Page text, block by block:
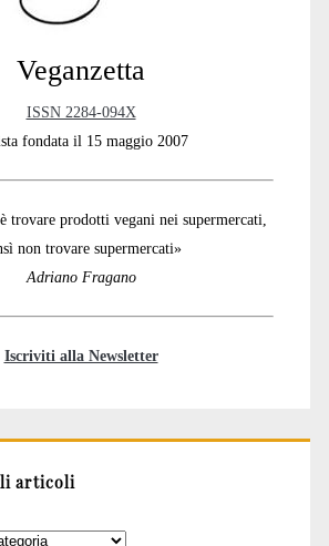
Veganzetta
ISSN 2284-094X
fondata il 15 maggio 2007
trovare prodotti vegani nei supermercati,
non trovare supermercati»
Adriano Fragano
Iscriviti alla Newsletter
articoli